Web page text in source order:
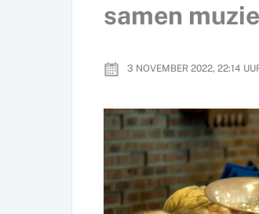
samen
3 NOVEMBER 2022, 22:14